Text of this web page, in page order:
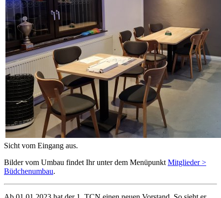
Sicht vom Eingang aus.
Bilder vom Umbau findet Ihr unter dem Menüpunkt Mitglieder >
Büdchenumbau.